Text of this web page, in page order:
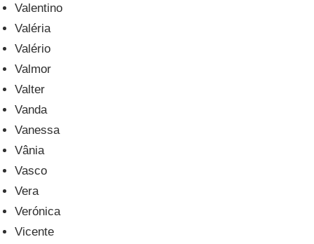
Valentino
Valéria
Valério
Valmor
Valter
Vanda
Vanessa
Vânia
Vasco
Vera
Verónica
Vicente